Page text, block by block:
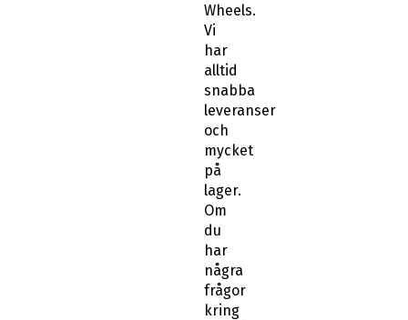
Wheels.
Vi
har
alltid
snabba
leveranser
och
mycket
på
lager.
Om
du
har
några
frågor
kring